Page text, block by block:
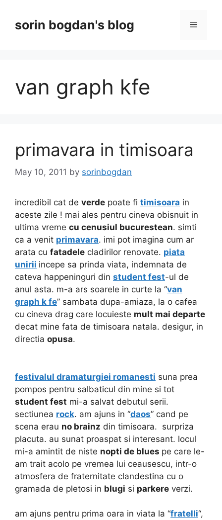
contentsorin bogdan's blog Menu
van graph kfe
primavara in timisoara
May 10, 2011 by sorinbogdan
incredibil cat de verde poate fi timisoara in
aceste zile ! mai ales pentru cineva obisnuit in
ultima vreme cu cenusiul bucurestean. simti
ca a venit primavara. imi pot imagina cum ar
arata cu fatadele cladirilor renovate. piata
unirii incepe sa prinda viata, indemnata de
cateva happeninguri din student fest-ul de
anul asta. m-a ars soarele in curte la “van
graph k fe” sambata dupa-amiaza, la o cafea
cu cineva drag care locuieste mult mai departe
decat mine fata de timisoara natala. desigur, in
directia opusa.
festivalul dramaturgiei romanesti suna prea
pompos pentru salbaticul din mine si tot
student fest mi-a salvat debutul serii.
sectiunea rock. am ajuns in “daos” cand pe
scena erau no brainz din timisoara. surpriza
placuta. au sunat proaspat si interesant. locul
mi-a amintit de niste nopti de blues pe care le-
am trait acolo pe vremea lui ceausescu, intr-o
atmosfera de fraternitate clandestina cu o
gramada de pletosi in blugi si parkere verzi.
am ajuns pentru prima oara in viata la “fratelli“,